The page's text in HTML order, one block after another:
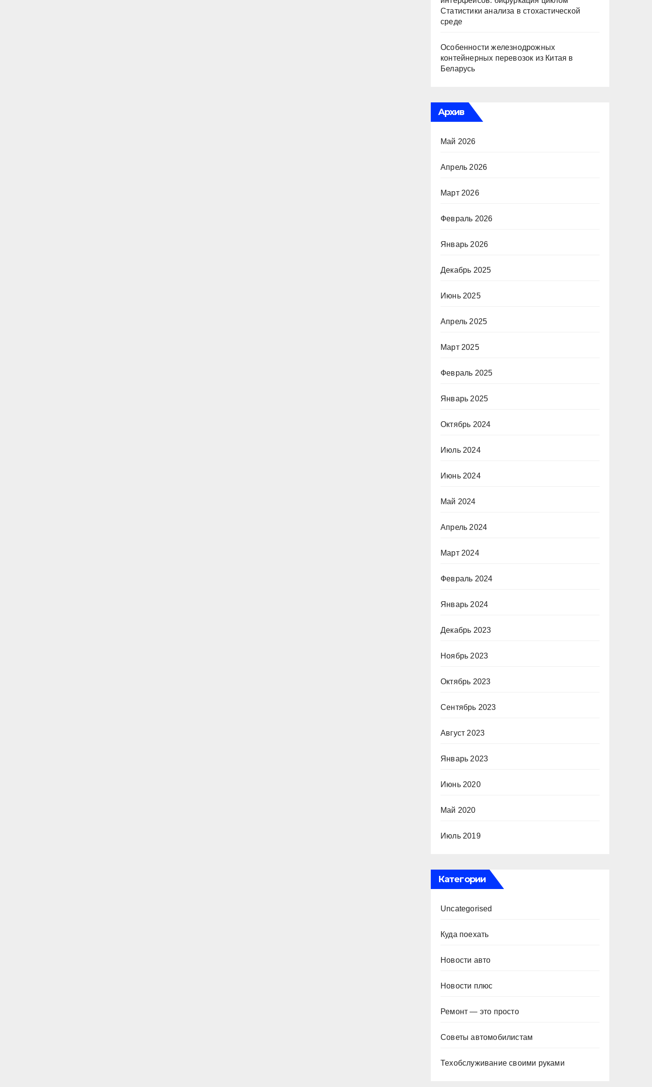
Статистики анализа в стохастической
среде
Особенности железнодрожных
контейнерных перевозок из Китая в
Беларусь
Архив
Май 2026
Апрель 2026
Март 2026
Февраль 2026
Январь 2026
Декабрь 2025
Июнь 2025
Апрель 2025
Март 2025
Февраль 2025
Январь 2025
Октябрь 2024
Июль 2024
Июнь 2024
Май 2024
Апрель 2024
Март 2024
Февраль 2024
Январь 2024
Декабрь 2023
Ноябрь 2023
Октябрь 2023
Сентябрь 2023
Август 2023
Январь 2023
Июнь 2020
Май 2020
Июль 2019
Категории
Uncategorised
Куда поехать
Новости авто
Новости плюс
Ремонт — это просто
Советы автомобилистам
Техобслуживание своими руками